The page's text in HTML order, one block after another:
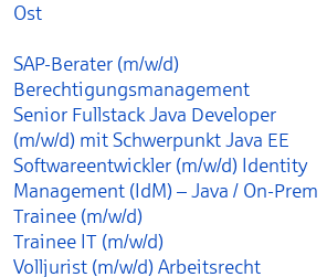
Ost
SAP-Berater (m/w/d)
Berechtigungsmanagement
Senior Fullstack Java Developer
(m/w/d) mit Schwerpunkt Java EE
Softwareentwickler (m/w/d) Identity
Management (IdM) – Java / On-Prem
Trainee (m/w/d)
Trainee IT (m/w/d)
Volljurist (m/w/d) Arbeitsrecht